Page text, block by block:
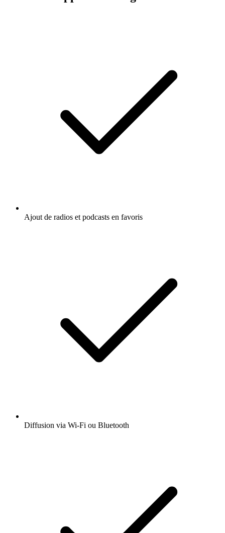
Ajout de radios et podcasts en favoris
Diffusion via Wi-Fi ou Bluetooth